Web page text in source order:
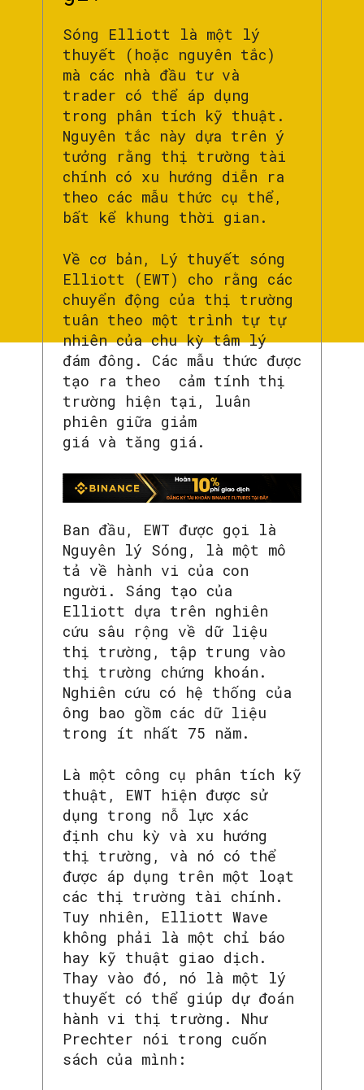
Sóng Elliott là một lý
thuyết (hoặc nguyên tắc)
mà các nhà đầu tư và
trader có thể áp dụng
trong phân tích kỹ thuật.
Nguyên tắc này dựa trên ý
tưởng rằng thị trường tài
chính có xu hướng diễn ra
theo các mẫu thức cụ thể,
bất kể khung thời gian.
Về cơ bản, Lý thuyết sóng
Elliott (EWT) cho rằng các
chuyển động của thị trường
tuân theo một trình tự tự
nhiên của chu kỳ tâm lý
đám đông. Các mẫu thức được
tạo ra theo cảm tính thị
trường hiện tại, luân
phiên giữa giảm
giá và tăng giá.
Ban đầu, EWT được gọi là
Nguyên lý Sóng, là một mô
tả về hành vi của con
người. Sáng tạo của
Elliott dựa trên nghiên
cứu sâu rộng về dữ liệu
thị trường, tập trung vào
thị trường chứng khoán.
Nghiên cứu có hệ thống của
ông bao gồm các dữ liệu
trong ít nhất 75 năm.
Là một công cụ phân tích kỹ
thuật, EWT hiện được sử
dụng trong nỗ lực xác
định chu kỳ và xu hướng
thị trường, và nó có thể
được áp dụng trên một loạt
các thị trường tài chính.
Tuy nhiên, Elliott Wave
không phải là một chỉ báo
hay kỹ thuật giao dịch.
Thay vào đó, nó là một lý
thuyết có thể giúp dự đoán
hành vi thị trường. Như
Prechter nói trong cuốn
sách của mình: